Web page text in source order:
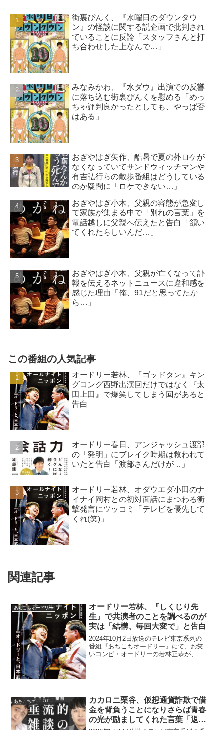
街裏ぴんく、『水曜日のダウンタウ
ン』の怪談に関する説企画で批判され
ていることに反論「スタッフさんと打
ち合わせした上なんで…」
みなみかわ、『水ダウ』出演での反響
に落ち込む街裏ぴんくを慰める「めっ
ちゃ評判良かったとしても、やっぱ否
はある」
おぎやはぎ矢作、酷暑で夏の外ロケが
なくなっていてサンドウィッチマンや
有吉弘行らの散歩番組はどうしている
のか疑問に「ロケできない…」
おぎやはぎ小木、父親の容態が急変し
て家族が集まる中で「別れの言葉」を
電話越しに父親へ伝えたと告白「頷い
てくれたらしいんだ…」
おぎやはぎ小木、父親が亡くなって訃
報を伝えるネットニュースに違和感を
感じた理由「俺、91だと思ってたか
ら…」
この番組の人気記事
オードリー若林、『ゴッドタン』キン
グコング西野出演回だけではなく『太
田上田』で爆笑してしまう回があると
告白
オードリー春日、アンジャッシュ渡部
の「発明」にブレイク時期は救われて
いたと告白「渡部さんだけが…」
オードリー若林、オダウエダ小田のナ
イナイ岡村との初対面話にまつわる衝
撃発言にツッコミ「テレビを優先して
くれ(笑)」
関連記事
あちこちオードリー
オードリー若林、『しくじり先
生』で共演者のことを調べるのが
実は「結構、毎回大変で」と告白
2024年10月2日放送のテレビ東京系列の
番組『あちこちオードリー』にて、お笑
いコンビ・オードリーの若林正恭が、
あちこちオードリー
カカロニ栗谷、仮想通貨詐欺で借
金を背負うことになりさらば青春
の光が励ましてくれた言葉「返